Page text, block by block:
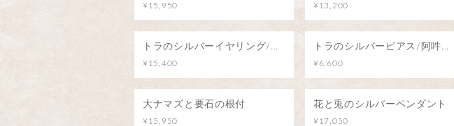
¥15,950 ¥13,200
トラのシルバーイヤリング/阿吽のトラ（両耳）
¥15,400
トラのシルバーピアス/阿吽のトラ（片耳）
¥6,600
大ナマズと要石の根付
¥15,950
花と兎のシルバーペンダント
¥17,050